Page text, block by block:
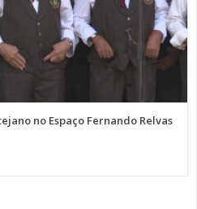
no Espaço Fernando Relvas